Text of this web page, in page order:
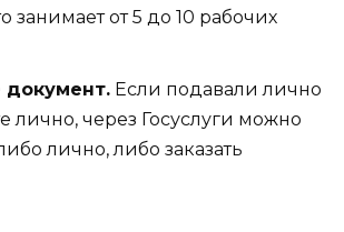
занимает от 5 до 10 рабочих
документ. Если подавали лично
лично, через Госуслуги можно
лично, либо заказать